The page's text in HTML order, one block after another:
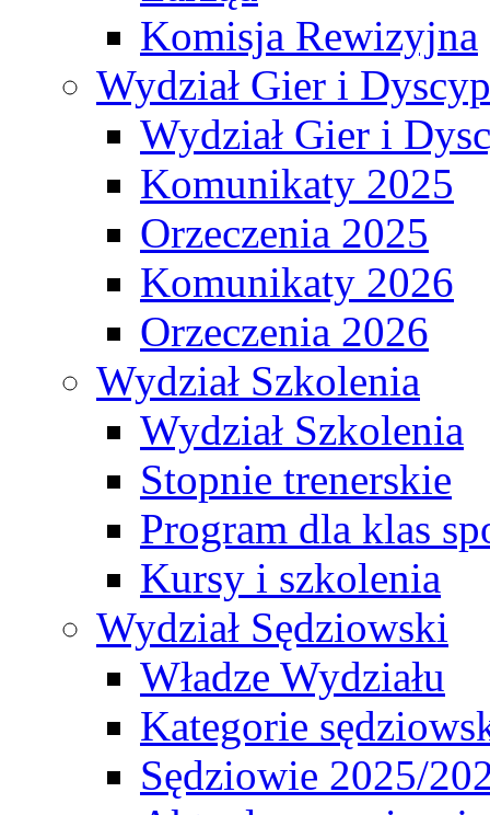
Komisja Rewizyjna
Wydział Gier i
Wydział Gier i
Komunikaty 2025
Orzeczenia 2025
Komunikaty 2026
Orzeczenia 2026
Wydział Szkolenia
Wydział Szkolenia
Stopnie trenerskie
Program dla klas
Kursy i szkolenia
Wydział Sędziowski
Władze Wydziału
Kategorie
Sędziowie 2025/